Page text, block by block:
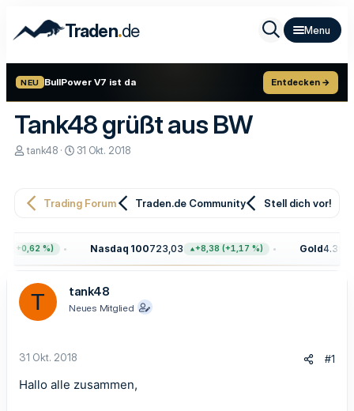
Traden.de
NEU BullPower V7 ist da Entdecken →
Tank48 grüßt aus BW
E
e
r
tank48
E
e
l
m
31 Okt. 2018
Trading Forum Traden.de Community Stell dich vor!
(+0,62 %) Nasdaq 100723,03 +8,38 (+1,17 %) Gold
T tank48
Neues Mitglied
31 Okt. 2018 #1
Hallo alle zusammen,